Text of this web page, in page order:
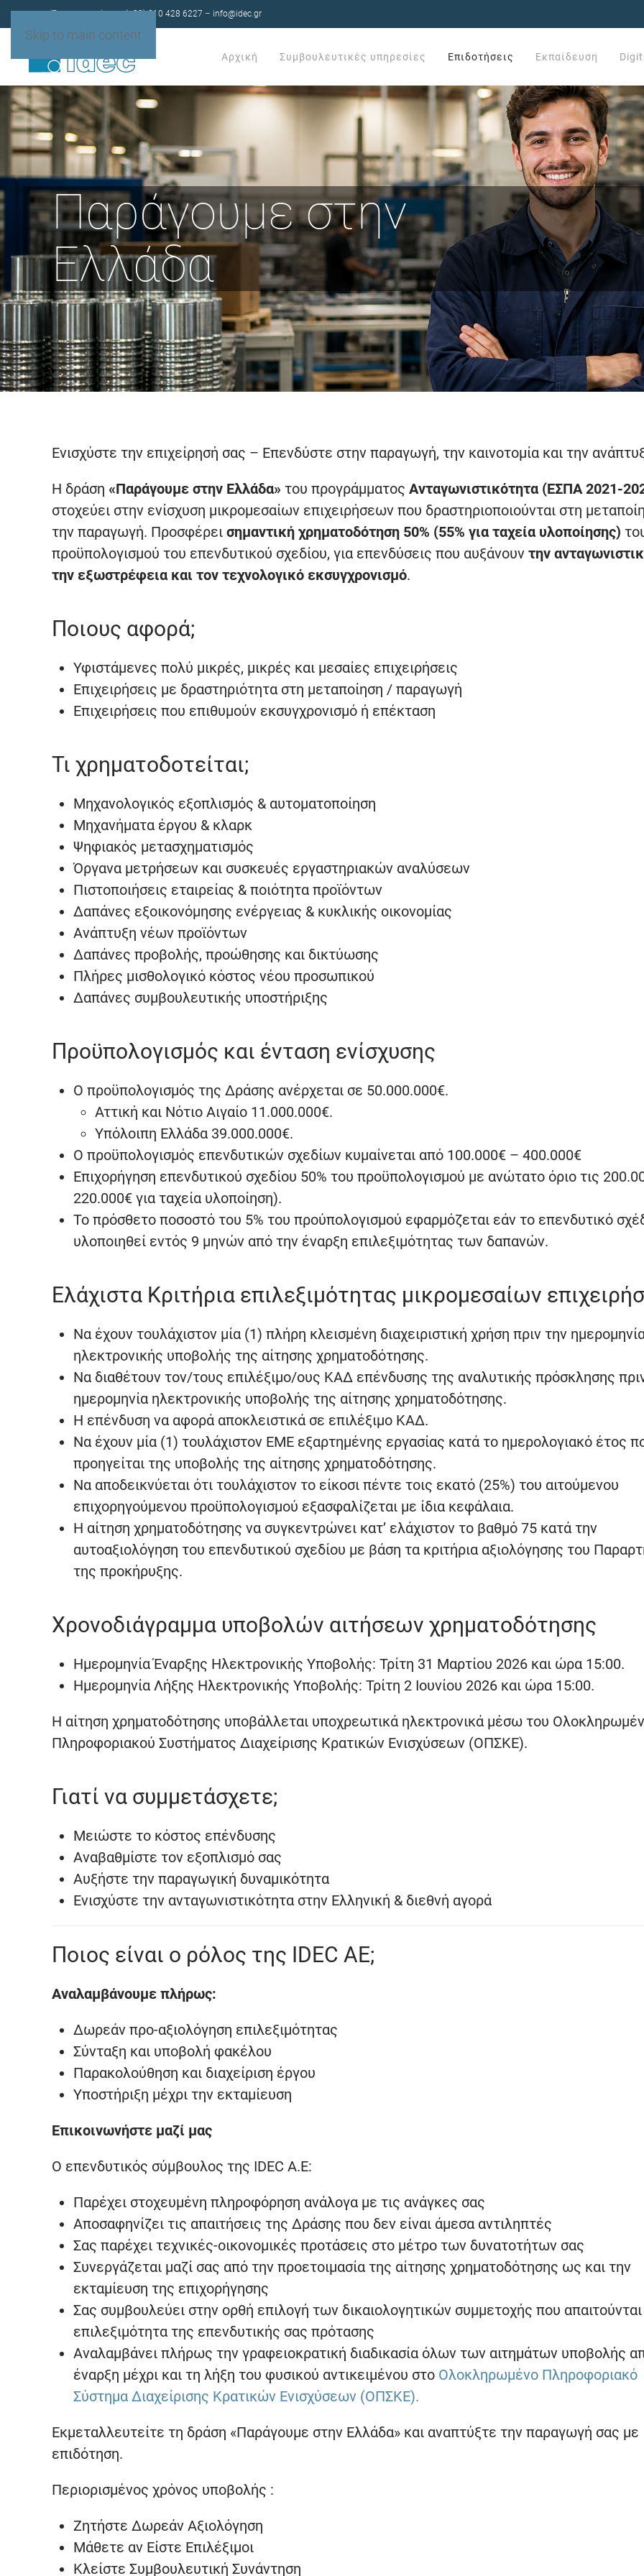
Skip to main content
Έχετε ερωτήσεις;(+30) 210 428 6227 – info@idec.gr
Αρχική Συμβουλευτικές υπηρεσίες Επιδοτήσεις Εκπαίδευση
Παράγουμε στην
Ελλάδα
Ενισχύστε την επιχείρησή σας – Επενδύστε στην παραγωγή, την καινοτομία και την
Η δράση «Παράγουμε στην Ελλάδα» του προγράμματος Ανταγωνιστικότητα (ΕΣΠΑ 2021-
στοχεύει στην ενίσχυση μικρομεσαίων επιχειρήσεων που δραστηριοποιούνται στη
την παραγωγή. Προσφέρει σημαντική χρηματοδότηση 50% (55% για ταχεία υλοποίησης)
προϋπολογισμού του επενδυτικού σχεδίου, για επενδύσεις που αυξάνουν την
την εξωστρέφεια και τον τεχνολογικό εκσυγχρονισμό.
Ποιους αφορά;
Υφιστάμενες πολύ μικρές, μικρές και μεσαίες επιχειρήσεις
Επιχειρήσεις με δραστηριότητα στη μεταποίηση / παραγωγή
Επιχειρήσεις που επιθυμούν εκσυγχρονισμό ή επέκταση
Τι χρηματοδοτείται;
Μηχανολογικός εξοπλισμός & αυτοματοποίηση
Μηχανήματα έργου & κλαρκ
Ψηφιακός μετασχηματισμός
Όργανα μετρήσεων και συσκευές εργαστηριακών αναλύσεων
Πιστοποιήσεις εταιρείας & ποιότητα προϊόντων
Δαπάνες εξοικονόμησης ενέργειας & κυκλικής οικονομίας
Ανάπτυξη νέων προϊόντων
Δαπάνες προβολής, προώθησης και δικτύωσης
Πλήρες μισθολογικό κόστος νέου προσωπικού
Δαπάνες συμβουλευτικής υποστήριξης
Προϋπολογισμός και ένταση ενίσχυσης
Ο προϋπολογισμός της Δράσης ανέρχεται σε 50.000.000€.
Αττική και Νότιο Αιγαίο 11.000.000€.
Υπόλοιπη Ελλάδα 39.000.000€.
Ο προϋπολογισμός επενδυτικών σχεδίων κυμαίνεται από 100.000€ – 400.000€
Επιχορήγηση επενδυτικού σχεδίου 50% του προϋπολογισμού με ανώτατο όριο τις
220.000€ για ταχεία υλοποίηση).
Το πρόσθετο ποσοστό του 5% του προύπολογισμού εφαρμόζεται εάν το επενδυτικό
υλοποιηθεί εντός 9 μηνών από την έναρξη επιλεξιμότητας των δαπανών.
Ελάχιστα Κριτήρια επιλεξιμότητας μικρομεσαίων
Να έχουν τουλάχιστον μία (1) πλήρη κλεισμένη διαχειριστική χρήση πριν την
ηλεκτρονικής υποβολής της αίτησης χρηματοδότησης.
Να διαθέτουν τον/τους επιλέξιμο/ους ΚΑΔ επένδυσης της αναλυτικής πρόσκλησης
ημερομηνία ηλεκτρονικής υποβολής της αίτησης χρηματοδότησης.
Η επένδυση να αφορά αποκλειστικά σε επιλέξιμο ΚΑΔ.
Να έχουν μία (1) τουλάχιστον ΕΜΕ εξαρτημένης εργασίας κατά το ημερολογιακό έτος
προηγείται της υποβολής της αίτησης χρηματοδότησης.
Να αποδεικνύεται ότι τουλάχιστον το είκοσι πέντε τοις εκατό (25%) του αιτούμενου
επιχορηγούμενου προϋπολογισμού εξασφαλίζεται με ίδια κεφάλαια.
Η αίτηση χρηματοδότησης να συγκεντρώνει κατ’ ελάχιστον το βαθμό 75 κατά την
αυτοαξιολόγηση του επενδυτικού σχεδίου με βάση τα κριτήρια αξιολόγησης του
της προκήρυξης.
Χρονοδιάγραμμα υποβολών αιτήσεων χρηματοδότησης
Ημερομηνία Έναρξης Ηλεκτρονικής Υποβολής: Τρίτη 31 Μαρτίου 2026 και ώρα 15:00.
Ημερομηνία Λήξης Ηλεκτρονικής Υποβολής: Τρίτη 2 Ιουνίου 2026 και ώρα 15:00.
Η αίτηση χρηματοδότησης υποβάλλεται υποχρεωτικά ηλεκτρονικά μέσω του
Πληροφοριακού Συστήματος Διαχείρισης Κρατικών Ενισχύσεων (ΟΠΣΚΕ).
Γιατί να συμμετάσχετε;
Μειώστε το κόστος επένδυσης
Αναβαθμίστε τον εξοπλισμό σας
Αυξήστε την παραγωγική δυναμικότητα
Ενισχύστε την ανταγωνιστικότητα στην Ελληνική & διεθνή αγορά
Ποιος είναι ο ρόλος της IDEC AE;
Αναλαμβάνουμε πλήρως:
Δωρεάν προ-αξιολόγηση επιλεξιμότητας
Σύνταξη και υποβολή φακέλου
Παρακολούθηση και διαχείριση έργου
Υποστήριξη μέχρι την εκταμίευση
Επικοινωνήστε μαζί μας
Ο επενδυτικός σύμβουλος της IDEC Α.Ε:
Παρέχει στοχευμένη πληροφόρηση ανάλογα με τις ανάγκες σας
Αποσαφηνίζει τις απαιτήσεις της Δράσης που δεν είναι άμεσα αντιληπτές
Σας παρέχει τεχνικές-οικονομικές προτάσεις στο μέτρο των δυνατοτήτων σας
Συνεργάζεται μαζί σας από την προετοιμασία της αίτησης χρηματοδότησης ως και την
εκταμίευση της επιχορήγησης
Σας συμβουλεύει στην ορθή επιλογή των δικαιολογητικών συμμετοχής που απαιτούνται
επιλεξιμότητα της επενδυτικής σας πρότασης
Αναλαμβάνει πλήρως την γραφειοκρατική διαδικασία όλων των αιτημάτων υποβολής
έναρξη μέχρι και τη λήξη του φυσικού αντικειμένου στο Ολοκληρωμένο Πληροφοριακό
Σύστημα Διαχείρισης Κρατικών Ενισχύσεων (ΟΠΣΚΕ).
Εκμεταλλευτείτε τη δράση «Παράγουμε στην Ελλάδα» και αναπτύξτε την παραγωγή σας με
επιδότηση.
Περιορισμένος χρόνος υποβολής :
Ζητήστε Δωρεάν Αξιολόγηση
Μάθετε αν Είστε Επιλέξιμοι
Κλείστε Συμβουλευτική Συνάντηση